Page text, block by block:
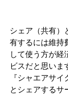
シェア（共有）
有するには維持
して使う方が経
ビスだと思いま
『シャエアサ
とシェアするサ